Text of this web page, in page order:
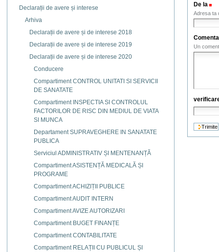
Declarații de avere și interese
Arhiva
Declarații de avere și de interese 2018
Declarații de avere și de interese 2019
Declarații de avere și de interese 2020
Conducere
Compartiment CONTROL UNITATI SI SERVICII
DE SANATATE
Compartiment INSPECTIA SI CONTROLUL
FACTORILOR DE RISC DIN MEDIUL DE VIATA
SI MUNCA
Departament SUPRAVEGHERE IN SANATATE
PUBLICA
Serviciul ADMINISTRATIV ȘI MENTENANȚĂ
Compartiment ASISTENȚĂ MEDICALĂ ȘI
PROGRAME
Compartiment ACHIZIȚII PUBLICE
Compartiment AUDIT INTERN
Compartiment AVIZE AUTORIZARI
Compartiment BUGET FINANȚE
Compartiment CONTABILITATE
Compartiment RELAȚII CU PUBLICUL ȘI
De la
Adresa ta
Un